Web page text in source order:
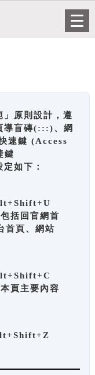
」原則設計，遵
導盲磚(:::)、網
速鍵 (Access
鍵
如下：
括回官網首
首頁、網站
頁主要內容